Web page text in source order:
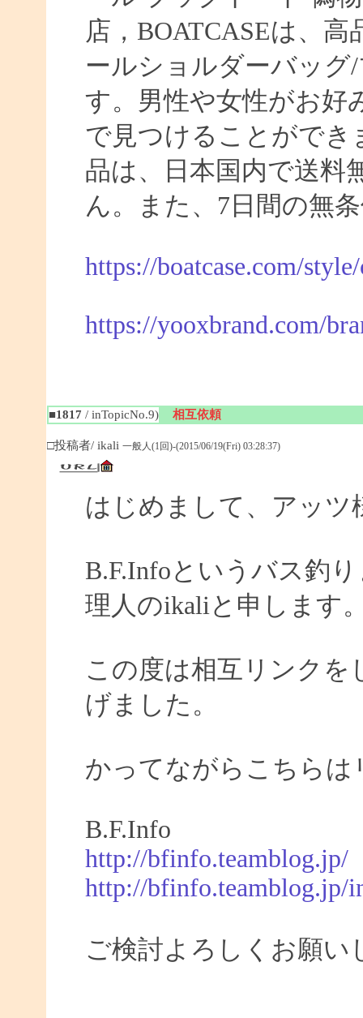
店，BOATCASEは、
ールショルダーバッ
す。男性や女性がお好
で見つけることができ
品は、日本国内で送料
ん。また、7日間の無
https://boatcase.com/
https://yooxbrand.com/
■1817 / inTopicNo.9) 相互依頼
□投稿者/ ikali 一般人(1回)-(2015/06/19(Fri) 03:28:37)
はじめまして、アッツ
B.F.Infoというバス釣
理人のikaliと申します
この度は相互リンクを
げました。
かってながらこちら
B.F.Info
http://bfinfo.teamblog.jp/
http://bfinfo.teamblog.jp/
ご検討よろしくお願い